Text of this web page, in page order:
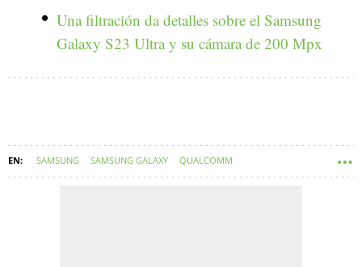
Una filtración da detalles sobre el Samsung
Galaxy S23 Ultra y su cámara de 200 Mpx
SAMSUNG SAMSUNG GALAXY QUALCOMM